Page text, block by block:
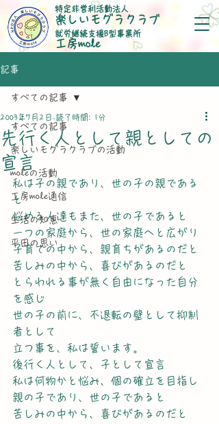
特定非営利活動法人
楽しいモグラクラブ
就労継続支援B型事業所
​工房mole
記事
すべての記事
楽しいモグラクラブの活動
moleの活動
工房mole通信
生活の知恵
平田の思い
すべての記事
先行く人として親としての
宣言
2003年7月2日 読了時間: 1分
私は子の親であり、世の子の親である
と
悩める人達もまた、世の子であると
一つの家庭から、世の家庭へと広がり
子育ての中から、親育ちがあるのだと
苦しみの中から、喜びがあるのだと
とらわれる事が無く自由になった自分
を感じ
世の子の前に、不退転の壁として抑制
者として
立つ事を、私は誓います。
後行く人として、子として宣言
私は何物かと悩み、個の確立を目指し
親の子であり、世の子であると
苦しみの中から、喜びがあるのだと